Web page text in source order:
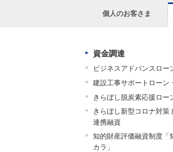
個人のお客さま
資金調達
ビジネスアドバンスロー
建設工事サポートローン
きらぼし脱炭素応援ロー
きらぼし新型コロナ対策
連携融資
知的財産評価融資制度「
カラ」